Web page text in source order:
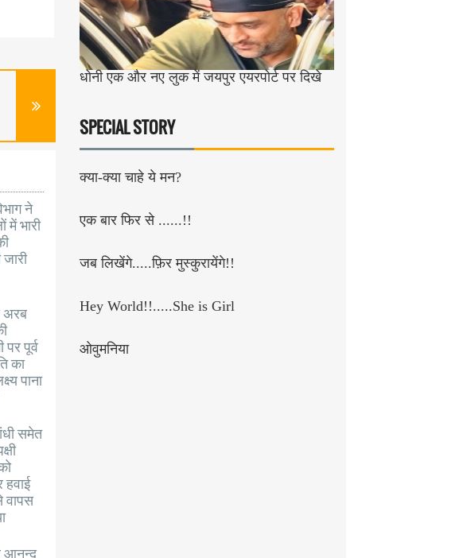
ने
में भारी
अरब
पर पूर्व
का
पाना
समेत
हवाई
आनन्द
धोनी एक और नए लुक में जयपुर एयरपोर्ट पर दिखे
SPECIAL STORY
क्या-क्या चाहे ये मन?
एक बार फिर से ......!!
जब लिखेंगे.....फ़िर मुस्कुरायेंगे!!
Hey World!!.....She is Girl
ओवुमनिया